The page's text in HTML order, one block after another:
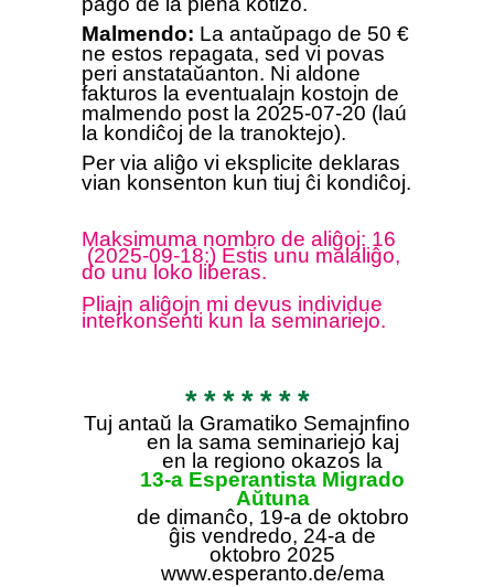
Malmendo: La antaŭpago de 50 €
ne estos repagata, sed vi povas
peri anstataŭanton. Ni aldone
fakturos la eventualajn kostojn de
malmendo post la 2025-07-20 (laú
la kondiĉoj de la tranoktejo).
Per via aliĝo vi eksplicite deklaras
vian konsenton kun tiuj ĉi kondiĉoj.
Maksimuma nombro de aliĝoj: 16
(2025-09-18:) Estis unu malaliĝo,
do unu loko liberas.
Pliajn aliĝojn mi devus individue
interkonsenti kun la seminariejo.
* * * * * * *
Tuj antaŭ la Gramatiko Semajnfino
en la sama seminariejo kaj
en la regionookazos la
13-a Esperantista Migrado
Aŭtuna
de dimanĉo, 19-a de oktobro
ĝis vendredo, 24-a de
oktobro 2025
www.esperanto.de/ema